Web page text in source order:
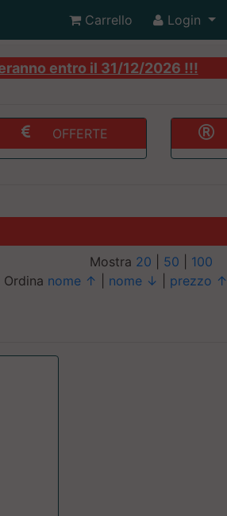
Carrello Login
entro il 31/12/2026 !!!
OFFERTE
Mostra 20 50
100
Ordina nome ↑ nome ↓ prezzo ↑